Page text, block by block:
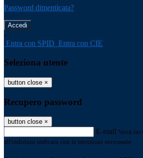
Password dimenticata?
-
Entra con SPID Entra con CIE
Seleziona utente
button close ×
Recupero password
button close ×
E-mail Verrà
all'indirizzo indicato con le istruzioni necessarie.